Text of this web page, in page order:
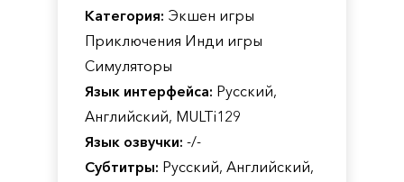
Категория: Экшен игры
Приключения Инди игры
Симуляторы
Язык интерфейса: Русский,
Английский, MULTi129
Язык озвучки: -/-
Субтитры: Русский, Английский,